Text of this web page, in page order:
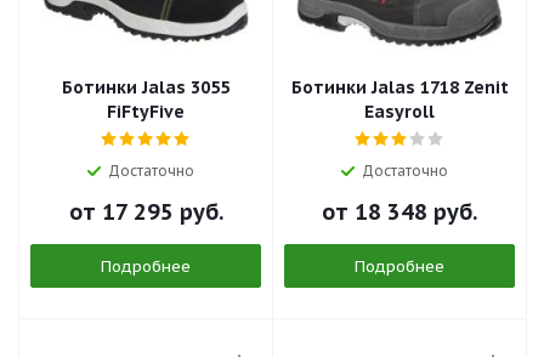
Ботинки Jalas 3055
FiFtyFive
Достаточно
от 17 295 руб.
Подробнее
Ботинки Jalas 1718 Zenit
Easyroll
Достаточно
от 18 348 руб.
Подробнее